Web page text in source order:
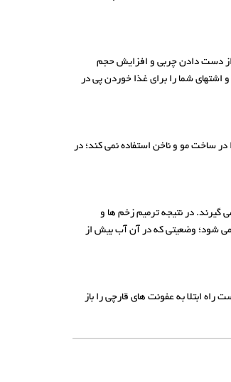
دست دادن چربی و افزایش حجم
شما را برای غذا خوردن پی در
ساخت مو و ناخن استفاده نمی ‌کند؛ در
‌گیرند. در نتیجه ترمیم زخم ‌ها و
می شود؛ وضعیتی که در آن آب بیش از
ابتلا به عفونت های قارچی را باز